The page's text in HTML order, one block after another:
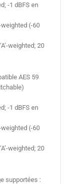
-1 dBFS en
weighted (-60
weighted; 20
AES 59
-1 dBFS en
weighted (-60
weighted; 20
supportées :